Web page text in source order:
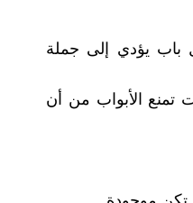
باب يؤدي إلى جملة
تمنع الأبواب من أن